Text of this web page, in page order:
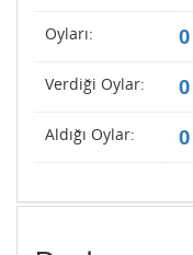
Oyları: 0
Verdiği Oylar: 0
Aldığı Oylar: 0